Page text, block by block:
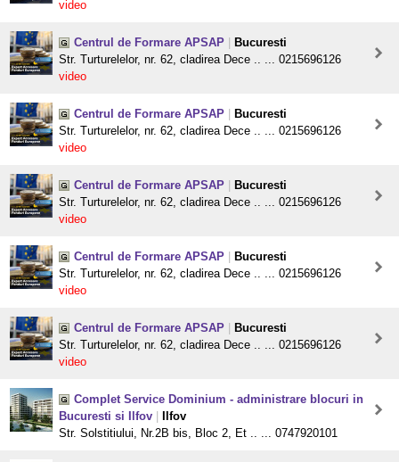
video
Centrul de Formare APSAP
Bucuresti
Str. Turturelelor, nr. 62, cladirea Dece .. ... 0215696126
video
Centrul de Formare APSAP
Bucuresti
Str. Turturelelor, nr. 62, cladirea Dece .. ... 0215696126
video
Centrul de Formare APSAP
Bucuresti
Str. Turturelelor, nr. 62, cladirea Dece .. ... 0215696126
video
Centrul de Formare APSAP
Bucuresti
Str. Turturelelor, nr. 62, cladirea Dece .. ... 0215696126
video
Centrul de Formare APSAP
Bucuresti
Str. Turturelelor, nr. 62, cladirea Dece .. ... 0215696126
video
Complet Service Dominium - administrare blocuri in
Bucuresti si Ilfov
Ilfov
Str. Solstitiului, Nr.2B bis, Bloc 2, Et .. ... 0747920101